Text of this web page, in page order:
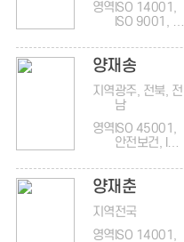
영역ISO 14001,
ISO 9001, 지
양재송
지역광주, 전북, 전
남
영역ISO 45001,
안전보건, ISO
오염물질, 공
정거래, 지배
양재춘
지역전국
영역ISO 14001,